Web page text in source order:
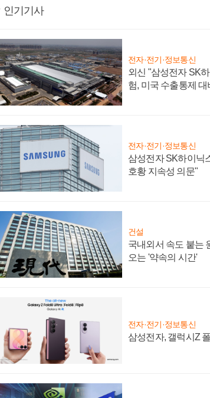
인기기사
전자·전기·정보통신
외신 "삼성전자 SK
험, 미국 수출통제 대
전자·전기·정보통신
삼성전자 SK하이닉
호황 지속성 의문"
건설
국내외서 속도 붙는
오는 '약속의 시간'
전자·전기·정보통신
삼성전자, 갤럭시Z